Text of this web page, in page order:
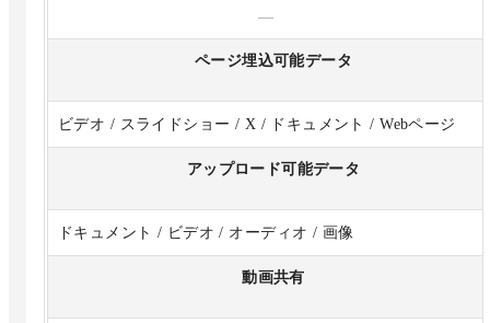
—
ページ埋込可能データ
ビデオ / スライドショー / X / ドキュメント / Webページ
アップロード可能データ
ドキュメント / ビデオ / オーディオ / 画像
動画共有